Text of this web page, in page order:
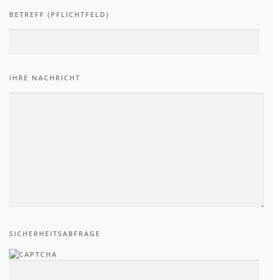
BETREFF (PFLICHTFELD)
IHRE NACHRICHT
SICHERHEITSABFRAGE